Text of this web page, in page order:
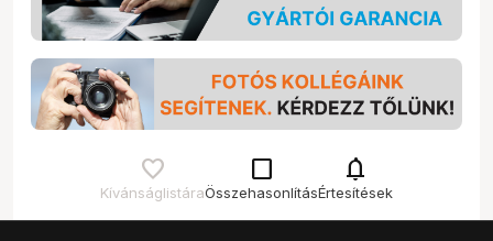
Kívánságlistára
check_box_outline_blank
Összehasonlítás
notifications
Értesítések